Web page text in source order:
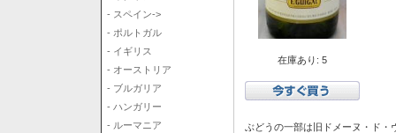
- スペイン->
- ポルトガル
- イギリス
- オーストリア
- ブルガリア
- ハンガリー
- ルーマニア
在庫あり: 5
ぶどうの一部は旧ドメーヌ・ド・